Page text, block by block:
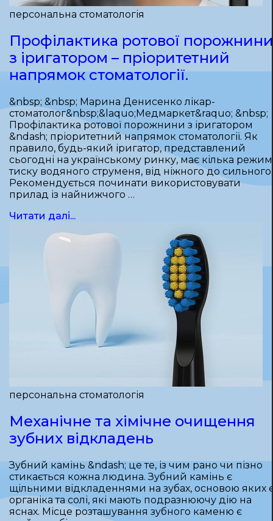
персональна стоматологія
Профілактика ротової порожнини
з іригатором – пріоритетний
напрямок стоматології.
&nbsp; &nbsp; Марина Денисенко лікар-
стоматолог&nbsp;&laquo;Медмаркет&raquo; &nbsp;
Профілактика ротової порожнини з іригатором
&ndash; пріоритетний напрямок стоматології. Як
правило, будь-який іригатор, представлений
сьогодні на українському ринку, має кілька
тиску водяного струменя, від ніжного до сильного.
Рекомендується починати використовувати
прилад із найнижчого …
Читати далі...
персональна стоматологія
Механічне та хімічне очищення
зубних відкладень
Зубний камінь &ndash; це те, із чим рано чи пізно
стикається кожна людина. Зубний камінь є
щільними відкладеннями на зубах, основою яких
органіка та солі, які мають подразнюючу дію на
яснах. Місце розташування зубного каменю є